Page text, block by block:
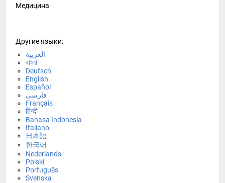
Медицина
Другие языки:
العربية
বাংলা
Deutsch
English
Español
فارسی
Français
हिन्दी
Bahasa Indonesia
Italiano
日本語
한국어
Nederlands
Polski
Português
Svenska